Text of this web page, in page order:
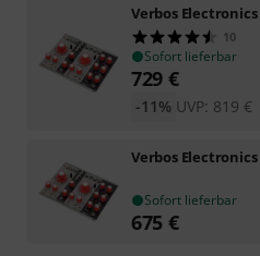
Verbos Electronics
10
Sofort lieferbar
729 €
UVP: 819 €
-11%
Verbos Electronics
Sofort lieferbar
675 €